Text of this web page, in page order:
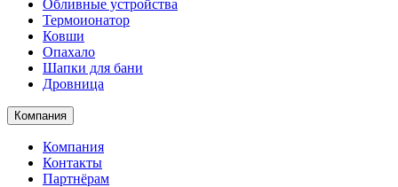
Обливные устройства
Термоионатор
Ковши
Опахало
Шапки для бани
Дровница
Компания
Компания
Контакты
Партнёрам